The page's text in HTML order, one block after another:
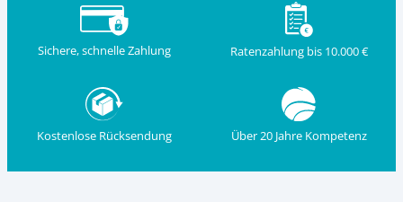
Sichere, schnelle Zahlung Ratenzahlung bis 10.000 €
Kostenlose Rücksendung Über 20 Jahre Kompetenz